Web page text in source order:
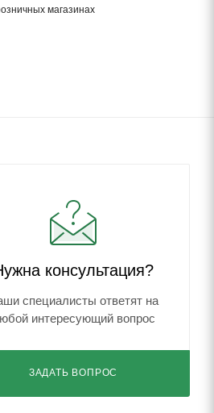
магазинах
консультация?
специалисты ответят на
интересующий вопрос
ЗАДАТЬ ВОПРОС